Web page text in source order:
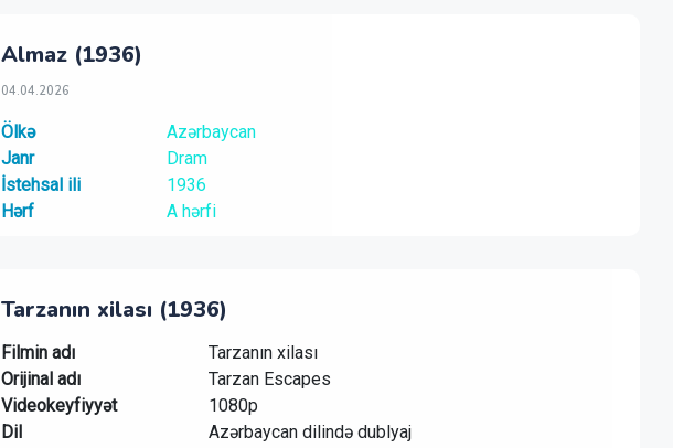
Almaz (1936)
04.04.2026
Ölkə
Azərbaycan
Janr
Dram
İstehsal ili
1936
Hərf
A hərfi
Tarzanın xilası (1936)
Filmin adı
Tarzanın xilası
Orijinal adı
Tarzan Escapes
Videokeyfiyyət
1080p
Dil
Azərbaycan dilində dublyaj